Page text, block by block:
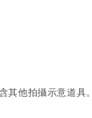
其他拍攝示意道具。